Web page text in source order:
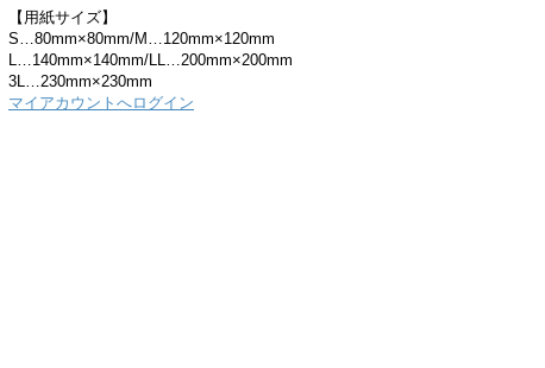
【用紙サイズ】
S…80mm×80mm/M…120mm×120mm
L…140mm×140mm/LL…200mm×200mm
3L…230mm×230mm
マイアカウントへログイン